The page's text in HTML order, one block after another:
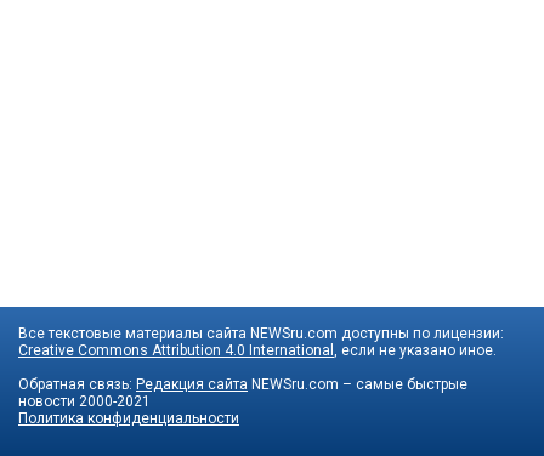
Все текстовые материалы сайта NEWSru.com доступны по лицензии:
Creative Commons Attribution 4.0 International , если не указано иное.
Обратная связь: Редакция сайта NEWSru.com – самые быстрые
новости 2000-2021
Политика конфиденциальности